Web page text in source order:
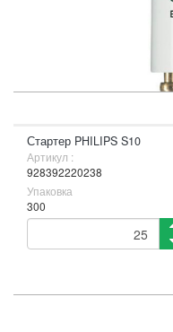
Стартер PHILIPS S10
Артикул :
928392220238
Упаковка
300